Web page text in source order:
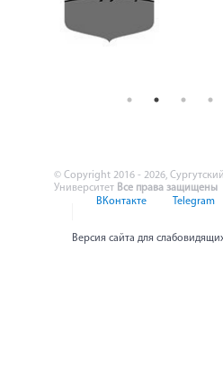
© Copyright 2016 - 2026,
Университет Все права защищены
ВКонтакте
Telegram
Версия сайта для